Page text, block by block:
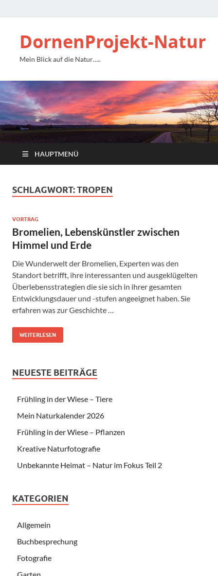
DornenProjekt-Natur
Mein Blick auf die Natur…..
HAUPTMENÜ
SCHLAGWORT:TROPEN
VORTRAG
Bromelien, Lebenskünstler zwischen
Himmel und Erde
Die Wunderwelt der Bromelien, Experten was den
Standort betrifft, ihre interessanten und ausgeklügelten
Überlebensstrategien die sie sich in ihrer gesamten
Entwicklungsdauer und -stufen angeeignet haben. Sie
erfahren was zur Geschichte …
WEITERLESEN
NEUESTE BEITRÄGE
Frühling in der Wiese – Tiere
Mein Naturkalender 2026
Frühling in der Wiese – Pflanzen
Kreative Naturfotografie
Unbekannte Heimat – Natur im Fokus Teil 2
KATEGORIEN
Allgemein
Buchbesprechung
Fotografie
Garten